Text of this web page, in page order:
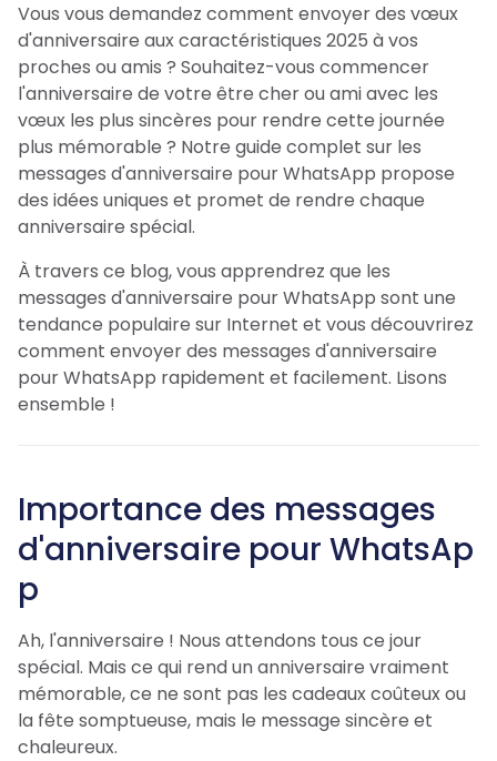
Vous vous demandez comment envoyer des vœux
d'anniversaire aux caractéristiques 2025 à vos
proches ou amis ? Souhaitez-vous commencer
l'anniversaire de votre être cher ou ami avec les
vœux les plus sincères pour rendre cette journée
plus mémorable ? Notre guide complet sur les
messages d'anniversaire pour WhatsApp propose
des idées uniques et promet de rendre chaque
anniversaire spécial.
À travers ce blog, vous apprendrez que les
messages d'anniversaire pour WhatsApp sont une
tendance populaire sur Internet et vous découvrirez
comment envoyer des messages d'anniversaire
pour WhatsApp rapidement et facilement. Lisons
ensemble !
Importance des messages
d'anniversaire pour WhatsAp
p
Ah, l'anniversaire ! Nous attendons tous ce jour
spécial. Mais ce qui rend un anniversaire vraiment
mémorable, ce ne sont pas les cadeaux coûteux ou
la fête somptueuse, mais le message sincère et
chaleureux.